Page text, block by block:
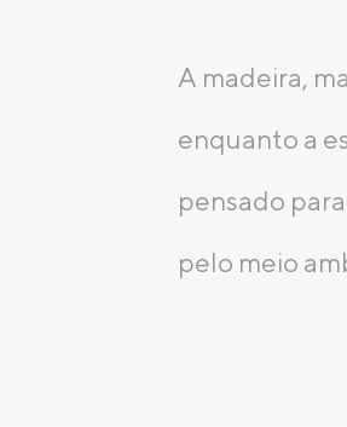
A madeira,
enquanto a
pensado
pelo meio